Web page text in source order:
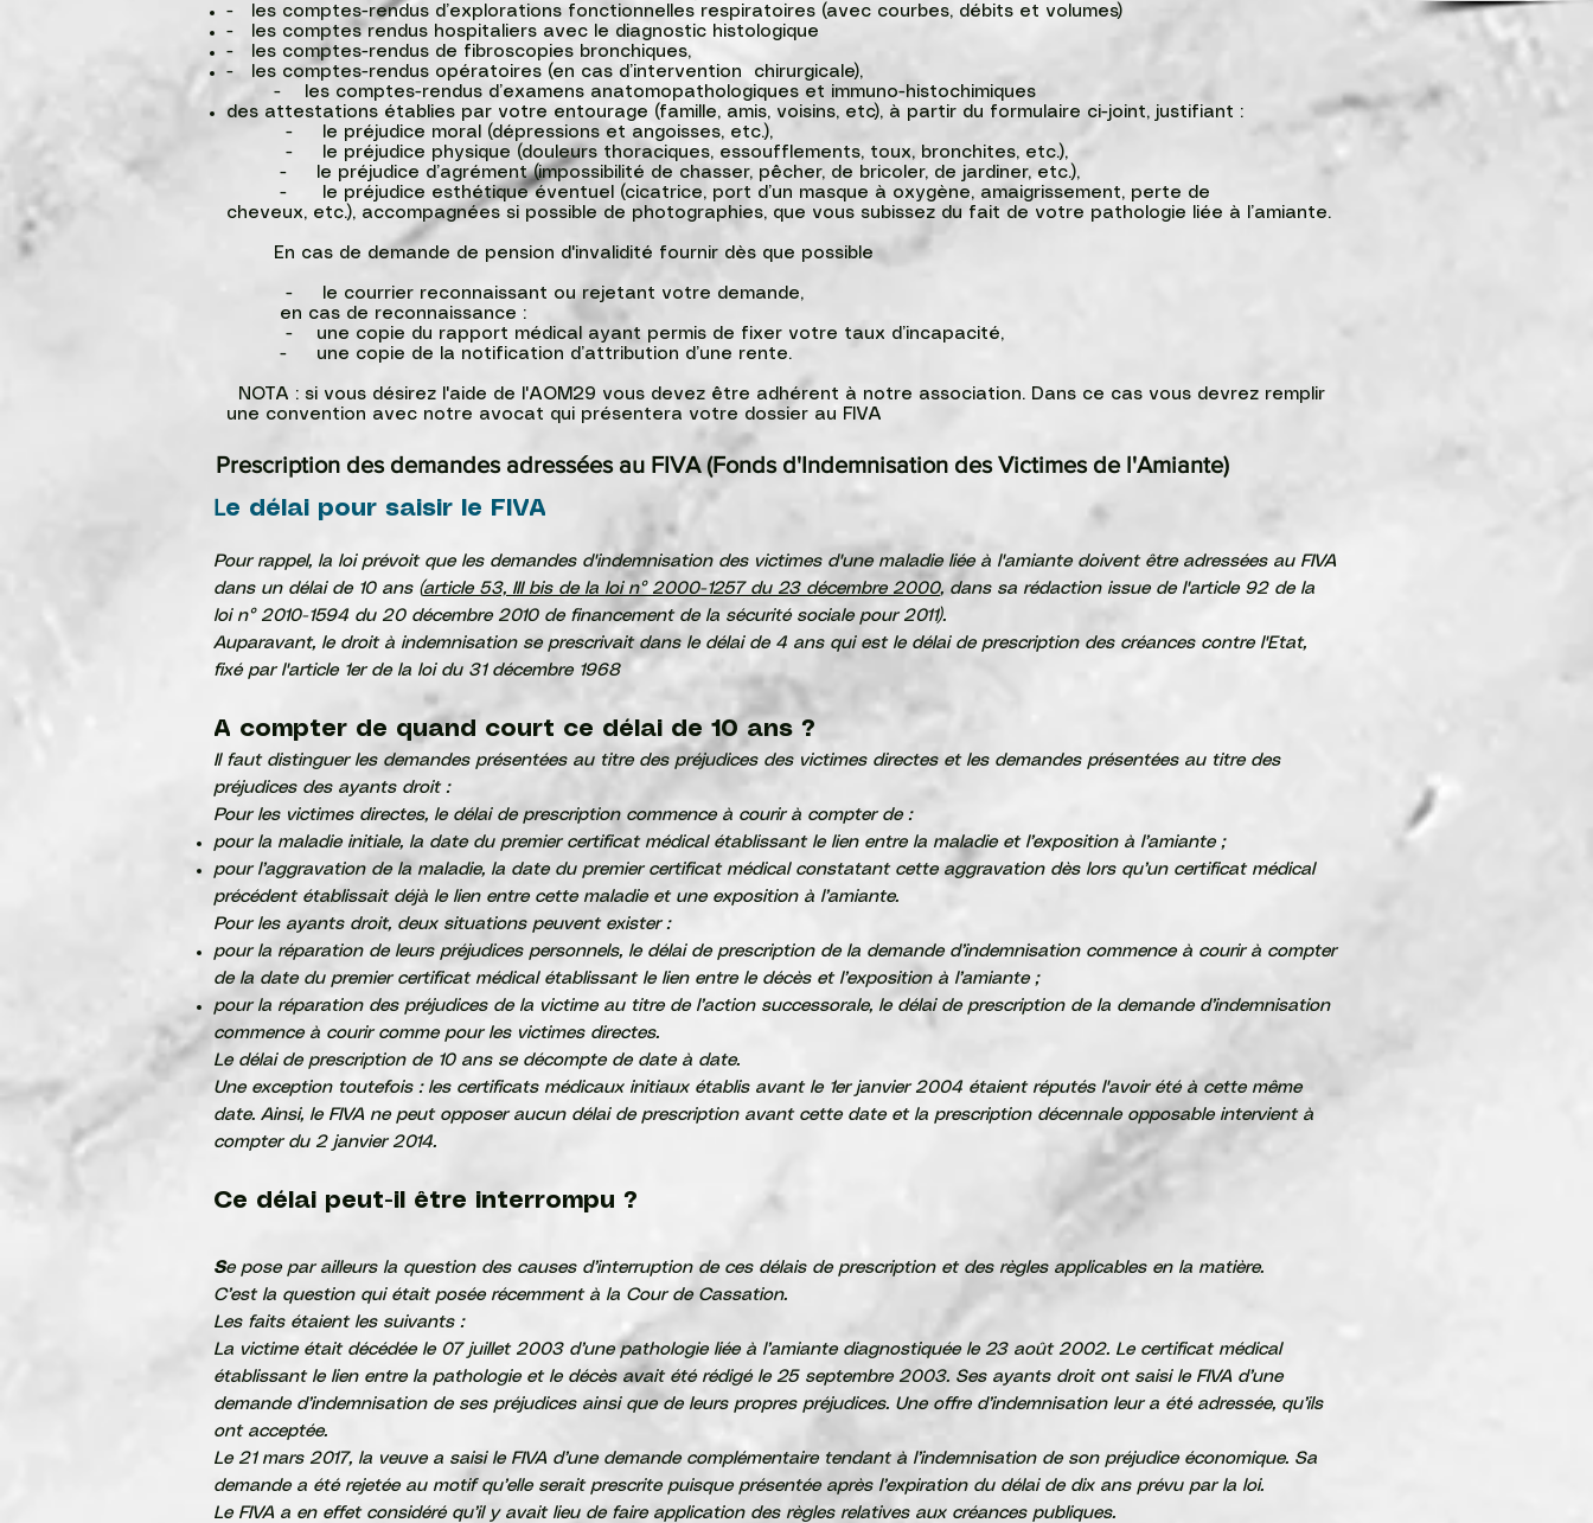
- les comptes-rendus d’explorations fonctionnelles respiratoires (avec courbes, débits et volumes)
- les comptes rendus hospitaliers avec le diagnostic histologique
- les comptes-rendus de fibroscopies bronchiques,
- les comptes-rendus opératoires (en cas d’intervention chirurgicale),
- les comptes-rendus d’examens anatomopathologiques et immuno-histochimiques​
des attestations établies par votre entourage (famille, amis, voisins, etc), à partir du formulaire ci-joint, justifiant :
- le préjudice moral (dépressions et angoisses, etc.),
- le préjudice physique (douleurs thoraciques, essoufflements, toux, bronchites, etc.),
- le préjudice d’agrément (impossibilité de chasser, pêcher, de bricoler, de jardiner, etc.),
- le préjudice esthétique éventuel (cicatrice, port d’un masque à oxygène, amaigrissement, perte de
cheveux, etc.), accompagnées si possible de photographies, que vous subissez du fait de votre pathologie liée à l’amiante.​
En cas de demande de pension d'invalidité fournir dès que possible
- le courrier reconnaissant ou rejetant votre demande,
en cas de reconnaissance :
- une copie du rapport médical ayant permis de fixer votre taux d’incapacité,
- une copie de la notification d’attribution d’une rente.
NOTA : si vous désirez l'aide de l'AOM29 vous devez être adhérent à notre association. Dans ce cas vous devrez remplir
une convention avec notre avocat qui présentera votre dossier au FIVA
Prescription des demandes adressées au FIVA (Fonds d'Indemnisation des Victimes de l'Amiante)
Le délai pour saisir le FIVA
Pour rappel, la loi prévoit que les demandes d'indemnisation des victimes d'une maladie liée à l'amiante doivent être adressées au FIVA
dans un délai de 10 ans (article 53, III bis de la loi n° 2000-1257 du 23 décembre 2000, dans sa rédaction issue de l'article 92 de la
loi n° 2010-1594 du 20 décembre 2010 de financement de la sécurité sociale pour 2011).
Auparavant, le droit à indemnisation se prescrivait dans le délai de 4 ans qui est le délai de prescription des créances contre l'Etat,
fixé par l'article 1er de la loi du 31 décembre 1968
A compter de quand court ce délai de 10 ans ?
Il faut distinguer les demandes présentées au titre des préjudices des victimes directes et les demandes présentées au titre des
préjudices des ayants droit :
Pour les victimes directes, le délai de prescription commence à courir à compter de :
pour la maladie initiale, la date du premier certificat médical établissant le lien entre la maladie et l’exposition à l’amiante ;
pour l’aggravation de la maladie, la date du premier certificat médical constatant cette aggravation dès lors qu’un certificat médical
précédent établissait déjà le lien entre cette maladie et une exposition à l’amiante.
Pour les ayants droit, deux situations peuvent exister :
pour la réparation de leurs préjudices personnels, le délai de prescription de la demande d’indemnisation commence à courir à compter
de la date du premier certificat médical établissant le lien entre le décès et l’exposition à l’amiante ;
pour la réparation des préjudices de la victime au titre de l’action successorale, le délai de prescription de la demande d’indemnisation
commence à courir comme pour les victimes directes.
Le délai de prescription de 10 ans se décompte de date à date.
Une exception toutefois : les certificats médicaux initiaux établis avant le 1er janvier 2004 étaient réputés l'avoir été à cette même
date. Ainsi, le FIVA ne peut opposer aucun délai de prescription avant cette date et la prescription décennale opposable intervient à
compter du 2 janvier 2014.
Ce délai peut-il être interrompu ?
Se pose par ailleurs la question des causes d’interruption de ces délais de prescription et des règles applicables en la matière.
C’est la question qui était posée récemment à la Cour de Cassation.
Les faits étaient les suivants :
La victime était décédée le 07 juillet 2003 d’une pathologie liée à l’amiante diagnostiquée le 23 août 2002. Le certificat médical
établissant le lien entre la pathologie et le décès avait été rédigé le 25 septembre 2003. Ses ayants droit ont saisi le FIVA d’une
demande d’indemnisation de ses préjudices ainsi que de leurs propres préjudices. Une offre d’indemnisation leur a été adressée, qu’ils
ont acceptée.
Le 21 mars 2017, la veuve a saisi le FIVA d’une demande complémentaire tendant à l’indemnisation de son préjudice économique. Sa
demande a été rejetée au motif qu’elle serait prescrite puisque présentée après l’expiration du délai de dix ans prévu par la loi.
Le FIVA a en effet considéré qu’il y avait lieu de faire application des règles relatives aux créances publiques.